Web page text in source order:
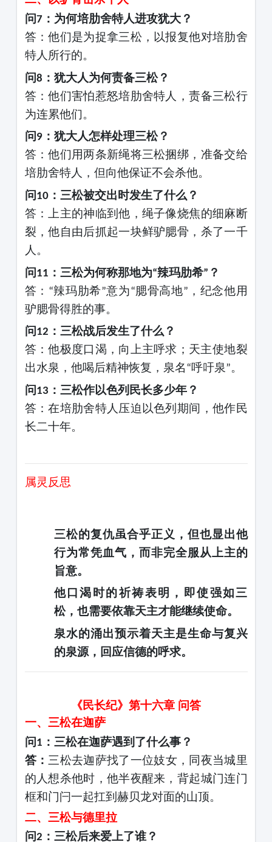
问7：为何培肋舍特人进攻犹大？
答：他们是为捉拿三松，以报复他对培肋舍
特人所行的。
问8 ：犹大人为何责备三松？
答：他们害怕惹怒培肋舍特人，责备三松行
为连累他们。
问 9：犹大人怎样处理三松？
答：他们用两条新绳将三松捆绑，准备交给
培肋舍特人，但向他保证不会杀他。
问 10：三松被交出时发生了什么？
答：上主的神临到他，绳子像烧焦的细麻断
裂，他自由后抓起一块鲜驴腮骨，杀了一千
人。
问11 ：三松为何称那地为“辣玛肋希” ？
答： “辣玛肋希”意为“腮骨高地” ，纪念他用
驴腮骨得胜的事。
问 12 ：三松战后发生了什么？
答：他极度口渴，向上主呼求；天主使地裂
出水泉，他喝后精神恢复，泉名 “呼吁泉”。
问 13 ：三松作以色列民长多少年？
答：在培肋舍特人压迫以色列期间，他作民
长二十年。
属灵反思
三松的复仇虽合乎正义，但也显出他
行为常凭血气，而非完全服从上主的
旨意。
他口渴时的祈祷表明，即使强如三
松，也需要依靠天主才能继续使命。
泉水的涌出预示着天主是生命与复兴
的泉源，回应信德的呼求。
《民长纪》第十六章 问答
一、三松在迦萨
问 1 ：三松在迦萨遇到了什么事？
答： 三松去迦萨找了一位妓女，同夜当城里
的人想杀他时，他半夜醒来，背起城门连门
框和门闩一起扛到赫贝龙对面的山顶。
二、三松与德里拉
问2 ：三松后来爱上了谁？